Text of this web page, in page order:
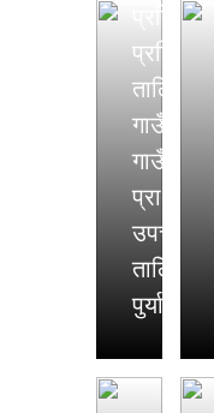
प्रशिक्षक
प्रशिक्षण
तालिम,
गाउँ
गाउँमा
प्राथमिक
उपचारको
तालिम
पुर्याउने